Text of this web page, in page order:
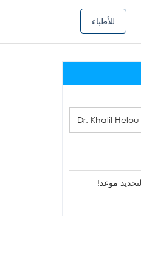
للأطباء
Dr. Khalil Helou